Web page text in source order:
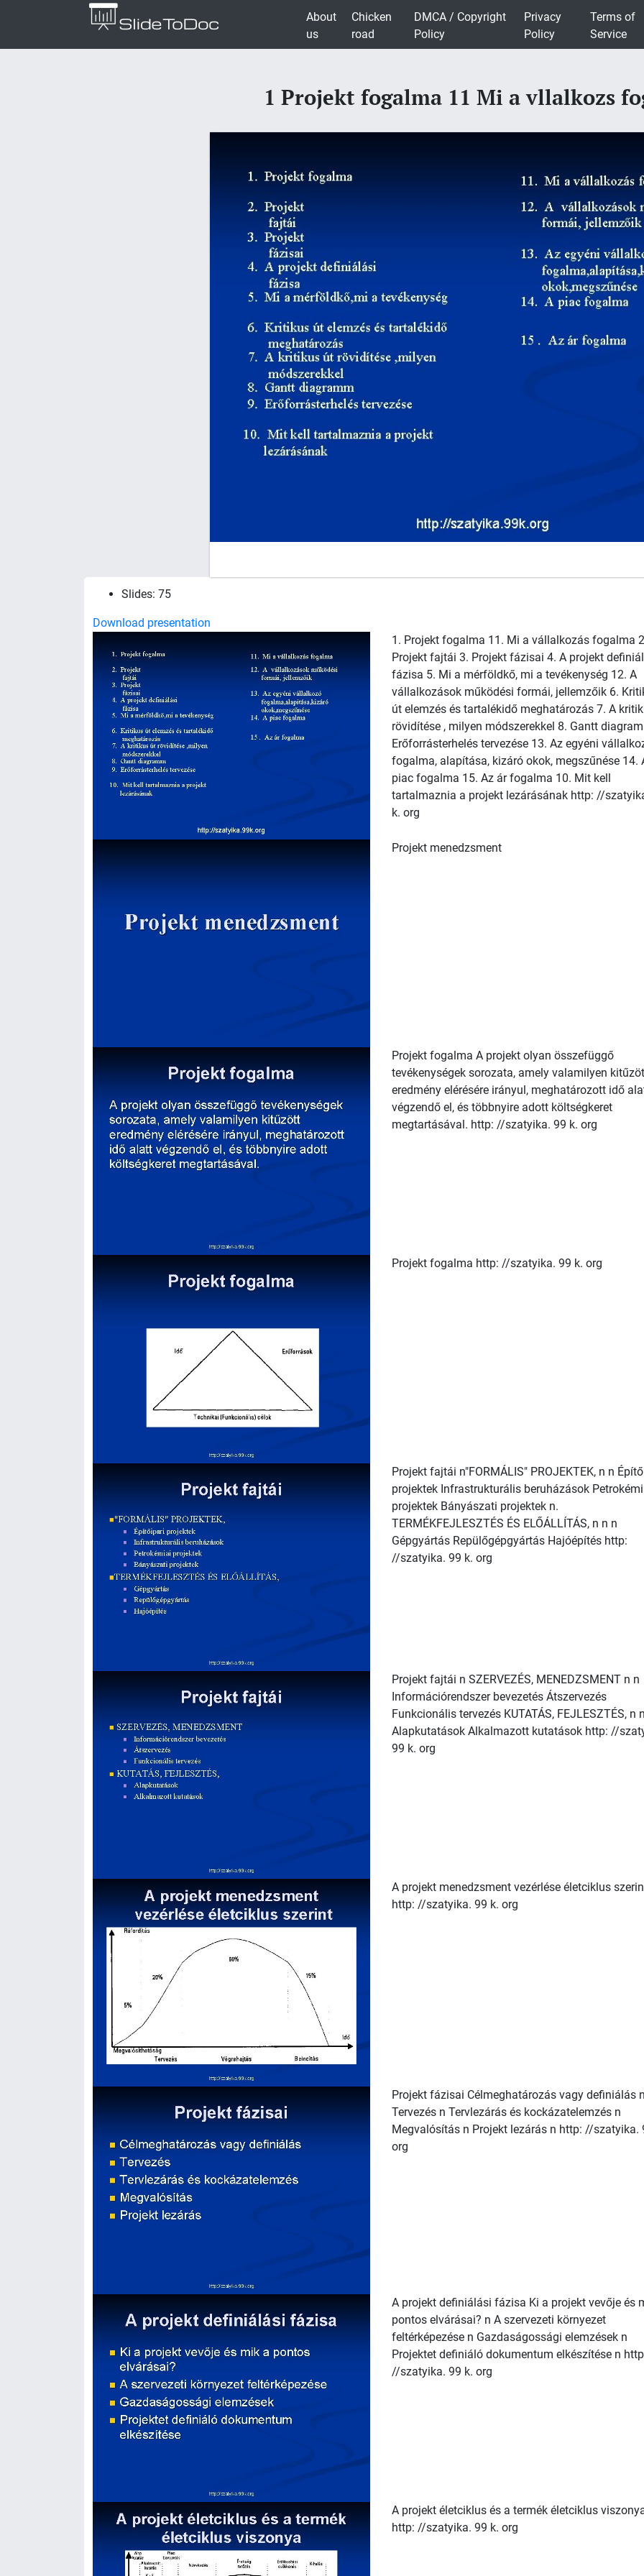
About
us
Chicken
road
DMCA / Copyright
Policy
Privacy
Policy
Terms of
Service
1 Projekt fogalma 11 Mi a vllalkozs
Slides: 75
Download presentation
1. Projekt fogalma 11. Mi a vállalkozás fogalma
Projekt fajtái 3. Projekt fázisai 4. A projekt
fázisa 5. Mi a mérföldkő, mi a tevékenység 12. A
vállalkozások működési formái, jellemzőik 6.
út elemzés és tartalékidő meghatározás 7. A
rövidítése , milyen módszerekkel 8. Gantt
Erőforrásterhelés tervezése 13. Az egyéni
fogalma, alapítása, kizáró okok, megszűnése 14.
piac fogalma 15. Az ár fogalma 10. Mit kell
tartalmaznia a projekt lezárásának http: //
k. org
Projekt menedzsment
Projekt fogalma A projekt olyan összefüggő
tevékenységek sorozata, amely valamilyen
eredmény elérésére irányul, meghatározott idő
végzendő el, és többnyire adott költségkeret
megtartásával. http: //szatyika. 99 k. org
Projekt fogalma http: //szatyika. 99 k. org
Projekt fajtái n"FORMÁLIS" PROJEKTEK, n n
projektek Infrastrukturális beruházások
projektek Bányászati projektek n.
TERMÉKFEJLESZTÉS ÉS ELŐÁLLÍTÁS, n n n
Gépgyártás Repülőgépgyártás Hajóépítés http:
//szatyika. 99 k. org
Projekt fajtái n SZERVEZÉS, MENEDZSMENT n n
Információrendszer bevezetés Átszervezés
Funkcionális tervezés KUTATÁS, FEJLESZTÉS, n
Alapkutatások Alkalmazott kutatások http: //
99 k. org
A projekt menedzsment vezérlése életciklus
http: //szatyika. 99 k. org
Projekt fázisai Célmeghatározás vagy definiálás
Tervezés n Tervlezárás és kockázatelemzés n
Megvalósítás n Projekt lezárás n http: //szatyika.
org
A projekt definiálási fázisa Ki a projekt vevője és
pontos elvárásai? n A szervezeti környezet
feltérképezése n Gazdaságossági elemzések n
Projektet definiáló dokumentum elkészítése n
//szatyika. 99 k. org
A projekt életciklus és a termék életciklus
http: //szatyika. 99 k. org